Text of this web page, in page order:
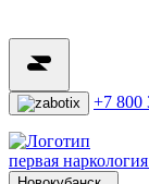
+7 800
первая наркология